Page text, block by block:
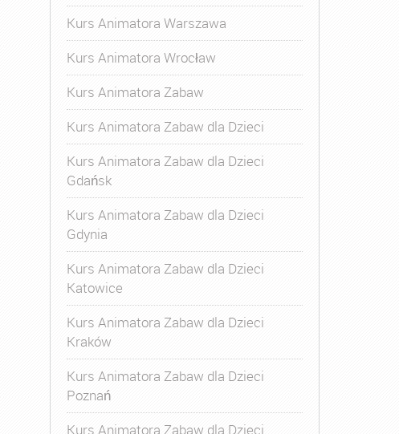
Kurs Animatora Warszawa
Kurs Animatora Wrocław
Kurs Animatora Zabaw
Kurs Animatora Zabaw dla Dzieci
Kurs Animatora Zabaw dla Dzieci
Gdańsk
Kurs Animatora Zabaw dla Dzieci
Gdynia
Kurs Animatora Zabaw dla Dzieci
Katowice
Kurs Animatora Zabaw dla Dzieci
Kraków
Kurs Animatora Zabaw dla Dzieci
Poznań
Kurs Animatora Zabaw dla Dzieci